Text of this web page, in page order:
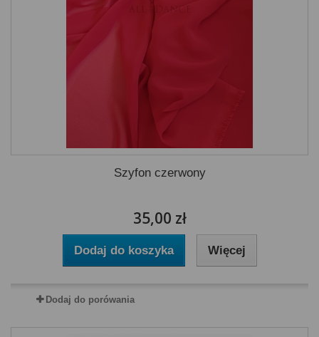
Szyfon czerwony
35,00 zł
Dodaj do koszyka Więcej
Dodaj do porówania